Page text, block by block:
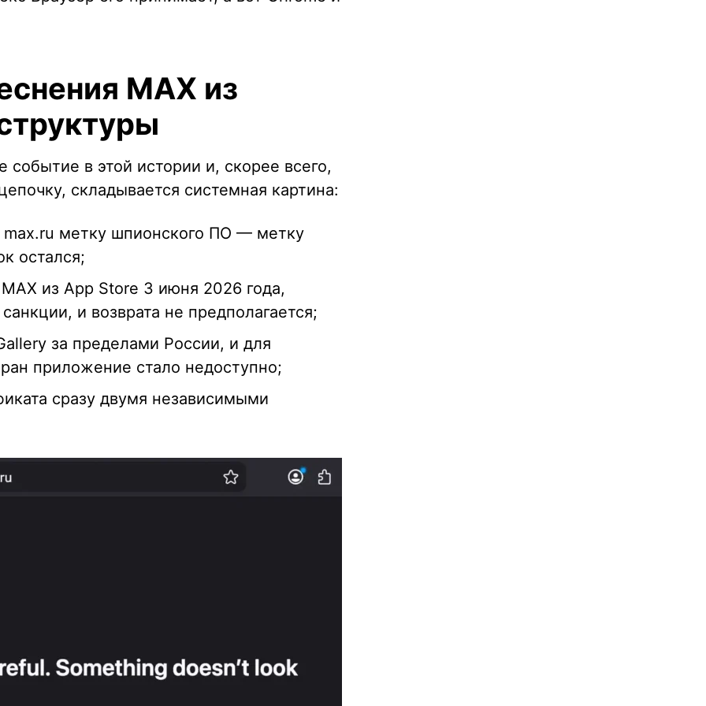
MAX из
в этой истории и, скорее всего,
складывается системная картина:
метку шпионского ПО — метку
остался;
из App Store 3 июня 2026 года,
и возврата не предполагается;
за пределами России, и для
приложение стало недоступно;
сразу двумя независимыми